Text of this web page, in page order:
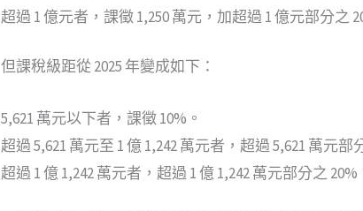
超過 1 億元者，課徵 1,250 萬元，加超過 1 億元部分之
但課稅級距從 2025 年變成如下：
5,621 萬元以下者，課徵 10%。
超過 5,621 萬元至 1 億 1,242 萬元者，超過 5,621 萬元部
超過 1 億 1,242 萬元者，超過 1 億 1,242 萬元部分之 20%